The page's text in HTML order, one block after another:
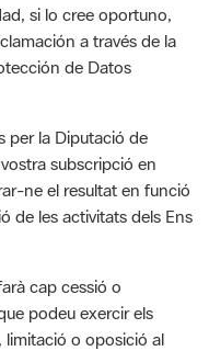
la Diputació de
subscripció en
ne el resultat en funció
de les activitats dels Ens
cap cessió o
podeu exercir els
limitació o oposició al
a la legislació vigent, a
a les oficines